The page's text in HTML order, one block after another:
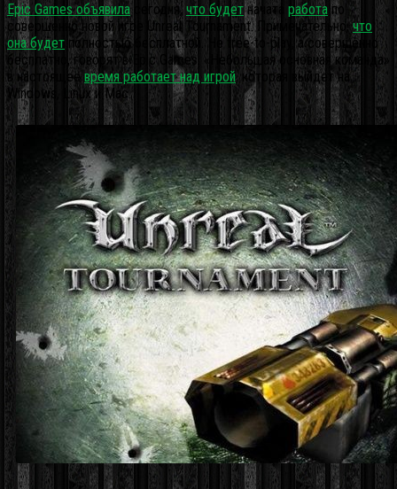
Epic Games объявила сегодня,что будетначата работа по
совершенно новой игре Unreal Tournament. Примечательно,что
она будет полностью бесплатной. Не free-to-play, а совершенно
бесплатно, говорят в Epic Games. «Небольшая основная команда»
в настоящее время работает над игрой, которая выйдет на
Windows, Linux и Mac.